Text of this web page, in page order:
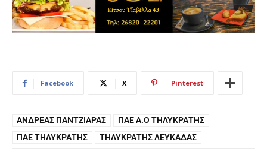
Facebook X Pinterest
ΑΝΔΡΈΑΣ ΠΑΝΤΖΙΑΡΆΣ
ΠΑΕ Α.Ο ΤΗΛΥΚΡΆΤΗΣ
ΠΑΕ ΤΗΛΥΚΡΆΤΗΣ
ΤΗΛΥΚΡΆΤΗΣ ΛΕΥΚΆΔΑΣ